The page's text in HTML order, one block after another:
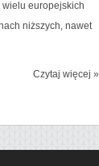
wielu europejskich
niższych, nawet
Czytaj więcej »